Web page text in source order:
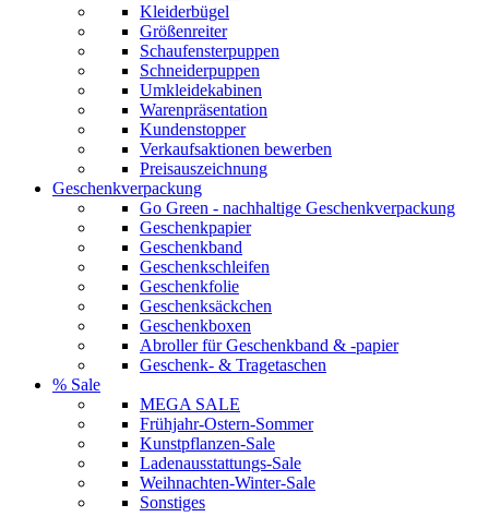
Kleiderbügel
Größenreiter
Schaufensterpuppen
Schneiderpuppen
Umkleidekabinen
Warenpräsentation
Kundenstopper
Verkaufsaktionen bewerben
Preisauszeichnung
Geschenkverpackung
Go Green - nachhaltige Geschenkverpackung
Geschenkpapier
Geschenkband
Geschenkschleifen
Geschenkfolie
Geschenksäckchen
Geschenkboxen
Abroller für Geschenkband & -papier
Geschenk- & Tragetaschen
% Sale
MEGA SALE
Frühjahr-Ostern-Sommer
Kunstpflanzen-Sale
Ladenausstattungs-Sale
Weihnachten-Winter-Sale
Sonstiges